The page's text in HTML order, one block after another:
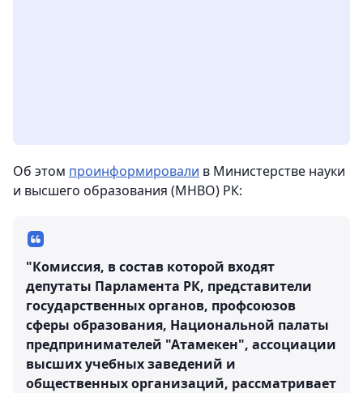
Об этом проинформировали в Министерстве науки
и высшего образования (МНВО) РК:
"Комиссия, в состав которой входят
депутаты Парламента РК, представители
государственных органов, профсоюзов
сферы образования, Национальной палаты
предпринимателей "Атамекен", ассоциации
высших учебных заведений и
общественных организаций, рассматривает